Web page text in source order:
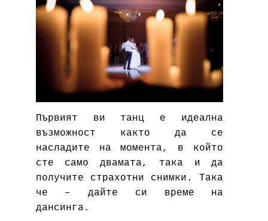
Първият ви танц е идеална
възможност както да се
насладите на момента, в който
сте само двамата, така и да
получите страхотни снимки . Така
че – дайте си време на
дансинга.